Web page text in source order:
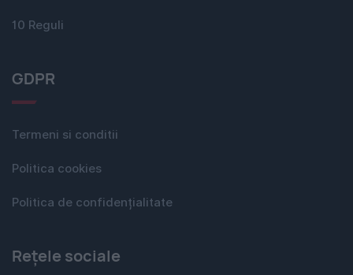
10 Reguli
GDPR
Termeni si conditii
Politica cookies
Politica de confidențialitate
Rețele sociale